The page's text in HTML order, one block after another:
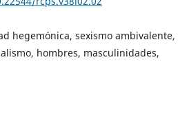
hegemónica, sexismo ambivalente,
hombres, masculinidades,